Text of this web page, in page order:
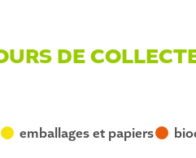
DE
emballages et papiers R